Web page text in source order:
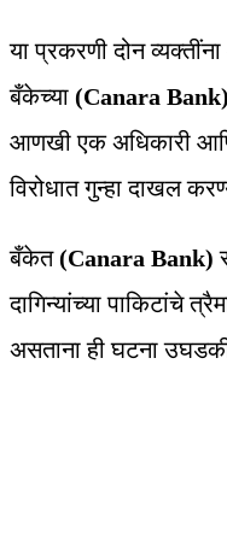
या प्रकरणी दोन
बँकेच्या (Canara Bank)
आणखी एक अधिकारी
विरोधात गुन्हा दाखल
बँकेत(Canara Bank)
दागिन्यांच्या पाकिटांचे
असताना ही घटना